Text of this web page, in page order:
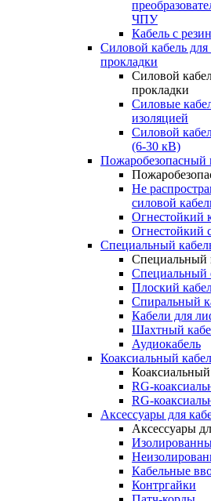
ЧПУ
Кабель с
Силовой кабель
прокладки
Силовой
прокладки
Силовые
изоляцией
Силовой
(6-30 кВ)
Пожаробезопасный
Не
силовой
Огнестойкий
Огнестойкий
Специальный
Специальный
Специальный
Плоский
Спиральный
Кабели для
Шахтный
Аудиокабель
Коаксиальный
Коаксиальный
RG-
RG-
Аксессуары для
Аксессуары
Кабельные
Контргайки